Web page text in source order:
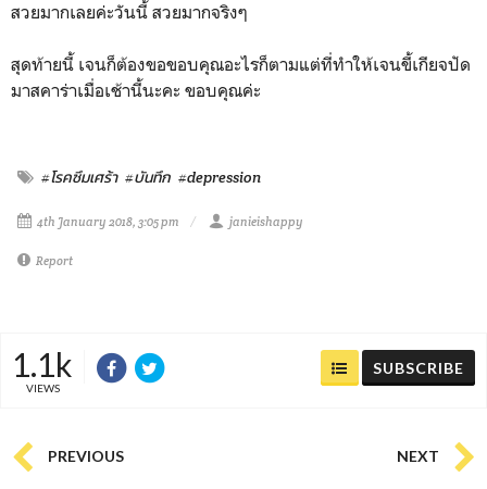
สวยมากเลยค่ะวันนี้ สวยมากจริงๆ
สุดท้ายนี้ เจนก็ต้องขอขอบคุณอะไรก็ตามแต่ที่ทำให้เจนขี้เกียจปัด
มาสคาร่าเมื่อเช้านี้นะคะ ขอบคุณค่ะ
#โรคซึมเศร้า #บันทึก #depression
4th January 2018, 3:05 pm janieishappy
Report
1.1k
VIEWS
SUBSCRIBE
PREVIOUS NEXT